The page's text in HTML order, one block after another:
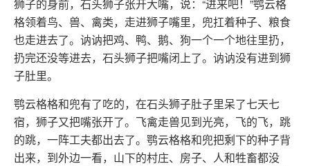
狮子的身前，石头狮子张开大嘴，说：“进来吧！”鹗云格
格领着鸟、兽、禽类，走进狮子嘴里，兜扛着种子、粮食
也走进去了。讷讷把鸡、鸭、鹅、狗一个一个地往里扔，
扔完还没等进去，石头狮子把嘴闭上了。讷讷没有进到狮
子肚里。
鹗云格格和兜有了吃的，在石头狮子肚子里呆了七天七
宿，狮子又把嘴张开了。飞禽走兽见到光亮，飞的飞，跳
的跳，一阵工夫都出去了。鹗云格格和兜把剩下的种子背
出来，到外边一看，山下的村庄、房子、人和牲畜都没